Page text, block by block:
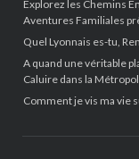
Explorez les Chemins
Aventures Familiales
Quel Lyonnais es-tu,
A quand une véritable
Caluire dans la
Comment je vis ma vie